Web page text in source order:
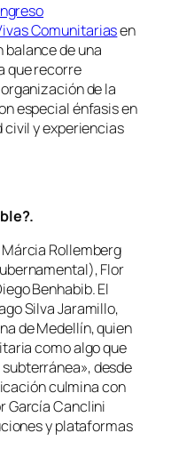
Comunitariasen
balance de una
que recorre
de la
especial énfasis en
civil y experiencias
Rollemberg
Flor
Benhabib. El
Silva Jaramillo,
de Medellín, quien
como algo que
desde
culmina con
García Canclini
y plataformas